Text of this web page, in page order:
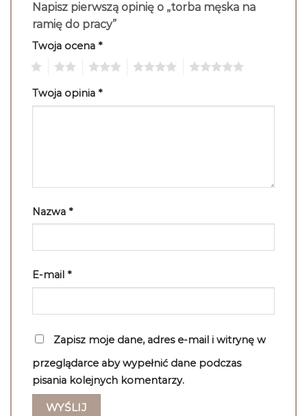
Napisz pierwszą opinię o „torba męska na
ramię do pracy”
Twoja ocena *
Twoja opinia *
Nazwa *
E-mail *
Zapisz moje dane, adres e-mail i witrynę w
przeglądarce aby wypełnić dane podczas
pisania kolejnych komentarzy.